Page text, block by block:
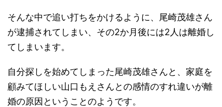
そんな中で追い打ちをかけるように、尾崎茂雄さん
が逮捕されてしまい、その2か月後には2人は離婚し
てしまいます。
自分探しを始めてしまった尾崎茂雄さんと、家庭を
顧みてほしい山口もえさんとの感情のすれ違いが離
婚の原因ということのようです。